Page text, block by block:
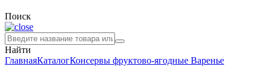
Поиск
Найти
ГлавнаяКаталогКонсервы фруктово-ягодные Варенье